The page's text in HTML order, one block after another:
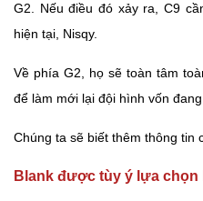
G2. Nếu điều đó xảy ra, C9
hiện tại, Nisqy.
Về phía G2, họ sẽ toàn tâm
để làm mới lại đội hình vốn
Chúng ta sẽ biết thêm thông tin
Blank được tùy ý lựa chọn